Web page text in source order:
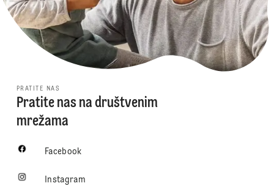
PRATITE NAS
Pratite nas na društvenim
mrežama
Facebook
Instagram